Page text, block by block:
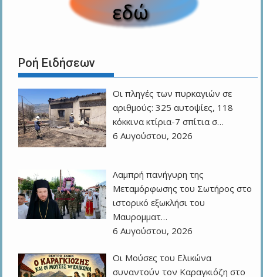
Ροή Ειδήσεων
Οι πληγές των πυρκαγιών σε
αριθμούς: 325 αυτοψίες, 118
κόκκινα κτίρια-7 σπίτια σ…
6 Αυγούστου, 2026
Λαμπρή πανήγυρη της
Μεταμόρφωσης του Σωτήρος στο
ιστορικό εξωκλήσι του
Μαυρομματ…
6 Αυγούστου, 2026
Οι Μούσες του Ελικώνα
συναντούν τον Καραγκιόζη στο